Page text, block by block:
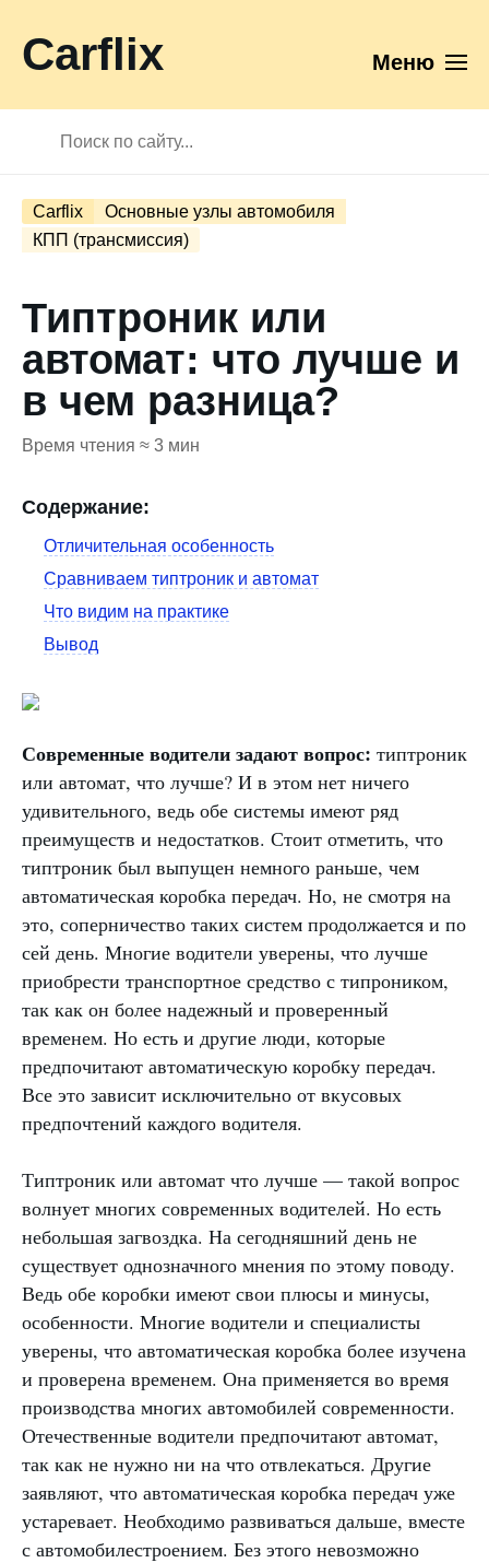
Carflix Меню
Carflix
Основные узлы автомобиля
КПП (трансмиссия)
Типтроник или
автомат: что лучше и
в чем разница?
Время чтения ≈ 3 мин
Содержание:
Отличительная особенность
Сравниваем типтроник и автомат
Что видим на практике
Вывод
Современные водители задают вопрос: типтроник
или автомат, что лучше? И в этом нет ничего
удивительного, ведь обе системы имеют ряд
преимуществ и недостатков. Стоит отметить, что
типтроник был выпущен немного раньше, чем
автоматическая коробка передач. Но, не смотря на
это, соперничество таких систем продолжается и по
сей день. Многие водители уверены, что лучше
приобрести транспортное средство с типроником,
так как он более надежный и проверенный
временем. Но есть и другие люди, которые
предпочитают автоматическую коробку передач.
Все это зависит исключительно от вкусовых
предпочтений каждого водителя.
Типтроник или автомат что лучше — такой вопрос
волнует многих современных водителей. Но есть
небольшая загвоздка. На сегодняшний день не
существует однозначного мнения по этому поводу.
Ведь обе коробки имеют свои плюсы и минусы,
особенности. Многие водители и специалисты
уверены, что автоматическая коробка более изучена
и проверена временем. Она применяется во время
производства многих автомобилей современности.
Отечественные водители предпочитают автомат,
так как не нужно ни на что отвлекаться. Другие
заявляют, что автоматическая коробка передач уже
устаревает. Необходимо развиваться дальше, вместе
с автомобилестроением. Без этого невозможно